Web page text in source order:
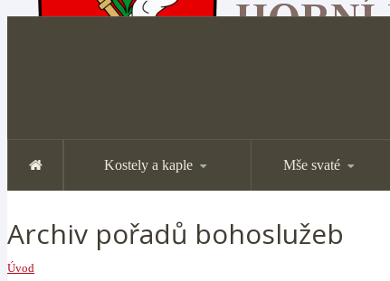
Kostely a kaple Mše svaté
Archiv pořadů bohoslužeb
Úvod